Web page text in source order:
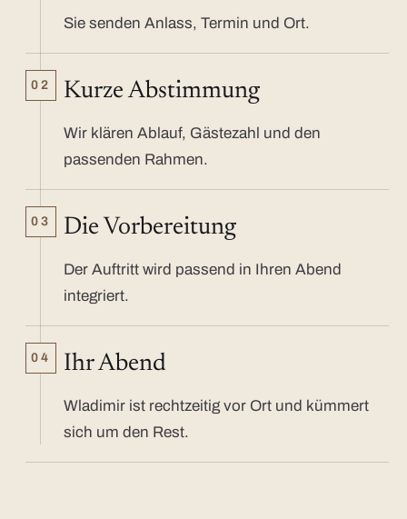
Sie senden Anlass, Termin und Ort.
02 Kurze Abstimmung
Wir klären Ablauf, Gästezahl und den
passenden Rahmen.
03 Die Vorbereitung
Der Auftritt wird passend in Ihren Abend
integriert.
04 Ihr Abend
Wladimir ist rechtzeitig vor Ort und kümmert
sich um den Rest.